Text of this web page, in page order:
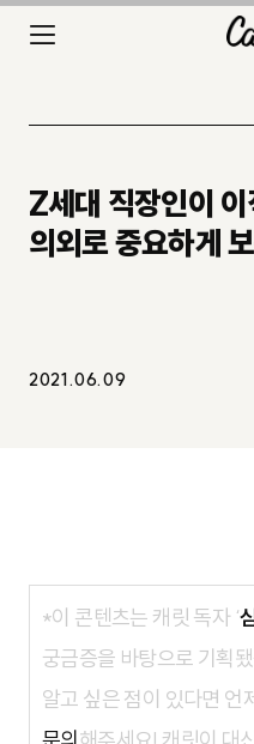
Z세대 직장인이
의외로 중요하게
2021.06.09
*이 콘텐츠는 캐릿 독자 ‘
궁금증을 바탕으로 기획
알고 싶은 점이 있다면 언